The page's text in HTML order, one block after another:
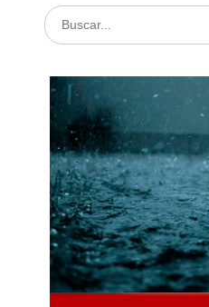
Buscar: